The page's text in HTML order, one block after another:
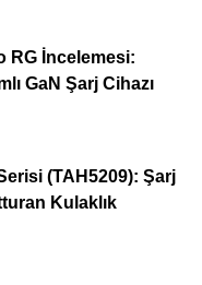
RG İncelemesi:
GaN Şarj Cihazı
(TAH5209): Şarj
Kulaklık